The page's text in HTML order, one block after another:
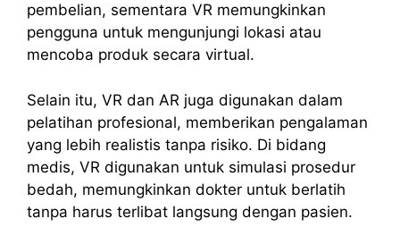
pembelian, sementara VR memungkinkan
pengguna untuk mengunjungi lokasi atau
mencoba produk secara virtual.
Selain itu, VR dan AR juga digunakan dalam
pelatihan profesional, memberikan pengalaman
yang lebih realistis tanpa risiko. Di bidang
medis, VR digunakan untuk simulasi prosedur
bedah, memungkinkan dokter untuk berlatih
tanpa harus terlibat langsung dengan pasien.